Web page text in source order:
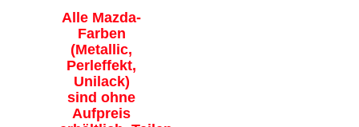
Alle Mazda-
Farben
(Metallic,
Perleffekt,
Unilack)
sind ohne
Aufpreis